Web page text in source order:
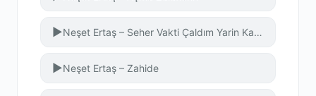
▶ Neşet Ertaş – Seher Vakti Çaldım Yarin Kapısını
▶Neşet Ertaş – Zahide